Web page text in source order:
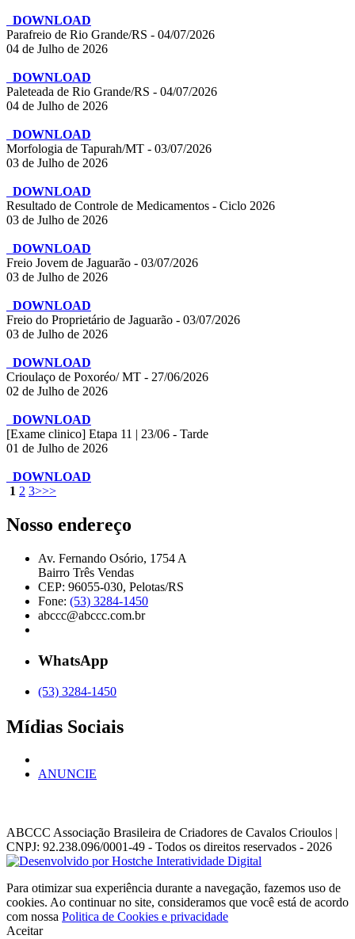
DOWNLOAD
Parafreio de Rio Grande/RS - 04/07/2026
04 de Julho de 2026
DOWNLOAD
Paleteada de Rio Grande/RS - 04/07/2026
04 de Julho de 2026
DOWNLOAD
Morfologia de Tapurah/MT - 03/07/2026
03 de Julho de 2026
DOWNLOAD
Resultado de Controle de Medicamentos - Ciclo 2026
03 de Julho de 2026
DOWNLOAD
Freio Jovem de Jaguarão - 03/07/2026
03 de Julho de 2026
DOWNLOAD
Freio do Proprietário de Jaguarão - 03/07/2026
03 de Julho de 2026
DOWNLOAD
Crioulaço de Poxoréo/ MT - 27/06/2026
02 de Julho de 2026
DOWNLOAD
[Exame clinico] Etapa 11 | 23/06 - Tarde
01 de Julho de 2026
DOWNLOAD
1 2 3>>>
Nosso endereço
Av. Fernando Osório, 1754 A
Bairro Três Vendas
CEP: 96055-030, Pelotas/RS
Fone: (53) 3284-1450
abccc@abccc.com.br
WhatsApp
(53) 3284-1450
Mídias Sociais
ANUNCIE
ABCCC Associação Brasileira de Criadores de Cavalos Crioulos |
CNPJ: 92.238.096/0001-49 - Todos os direitos reservados - 2026
Para otimizar sua experiência durante a navegação, fazemos uso de
cookies. Ao continuar no site, consideramos que você está de acordo
com nossa Politica de Cookies e privacidade
Aceitar